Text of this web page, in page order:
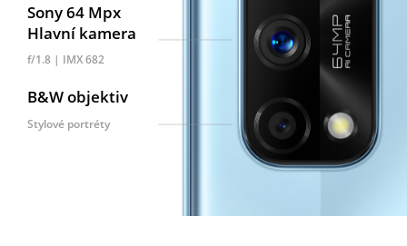
B&Wobjektiv
Stylové portréty
Sony 64 Mpx
Hlavní kamera
f/1.8 | IMX 682